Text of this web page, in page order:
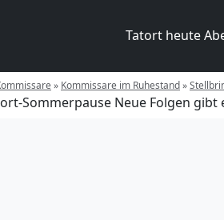
Tatort heute
» Kommissare im Ruhestand»
Sommerpause Neue Folgen gibt